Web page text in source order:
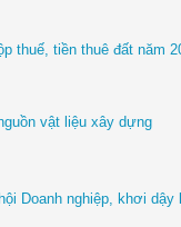
thuế, tiền thuê đất năm
vật liệu xây dựng
Doanh nghiệp, khơi